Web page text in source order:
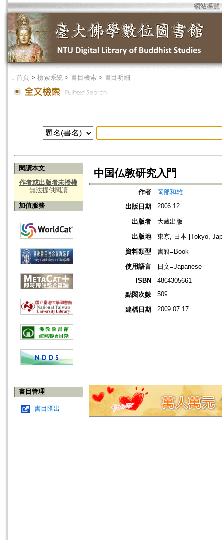
網站導覽
． 首頁 > 檢索系統 > 書目檢索 > 書目明細
閱讀本文
作者或出版者未授權
無法提供閱讀
加值服務
書目管理
書目匯出
中国仏教研究入門
作者
岡部和雄
出版日期
2006.12
出版者
大蔵出版
出版地
東京, 日本 [Tokyo,
資料類型
書籍=Book
使用語言
日文=Japanese
ISBN
4804305661
點閱次數
509
建檔日期 2009.07.17